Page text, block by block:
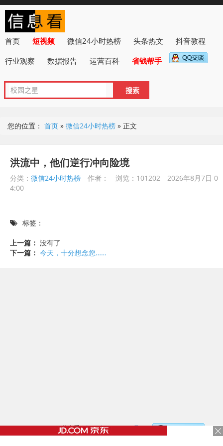
首页 短视频 微信24小时热榜 头条热文
抖音教程
行业观察
数据报告 运营百科 省钱帮手
您的位置： 首页 » 微信24小时热榜 » 正文
洪流中，他们逆行冲向险境
分类： 微信24小时热榜 作者： 浏览：101202
2026年8月7日 0
4:00
标签：
上一篇： 没有了
下一篇： 今天，十分想念您……
©2017 - 2020 / 信息看 /粤ICP备17153186号-2，